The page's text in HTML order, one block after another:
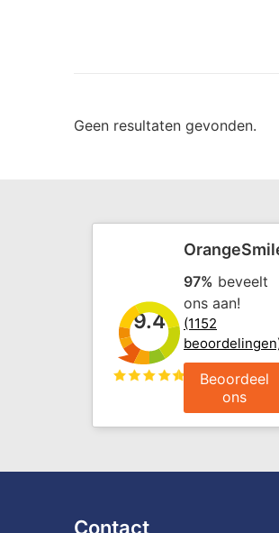
Geen resultaten gevonden.
9.4
97% beveelt
ons aan!
(1152
Beoordeel
ons
Contact